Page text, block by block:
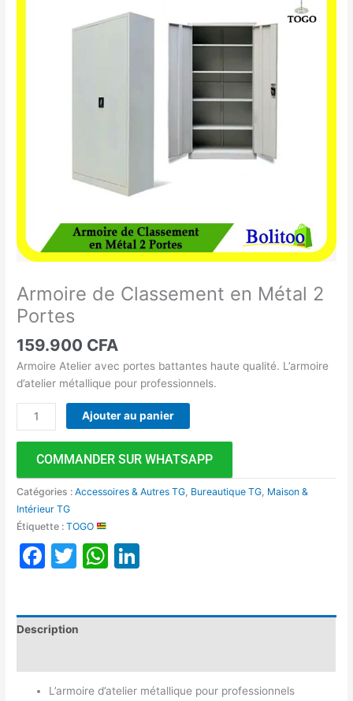
Armoire de Classement en Métal 2
Portes
159.900 CFA
Armoire Atelier avec portes battantes haute qualité. L’armoire
d’atelier métallique pour professionnels.
Ajouter au panier
COMMANDER SUR WHATSAPP
Catégories :Accessoires & Autres TG Bureautique TG Maison &
Intérieur TG
Étiquette :TOGO
Facebook
TwitterWhatsApp
Description
L’armoire d’atelier métallique pour professionnels